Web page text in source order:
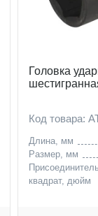
Головка
Код товара:
Длина, мм
Размер, мм
квадрат, дюйм